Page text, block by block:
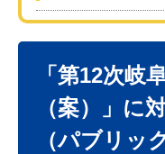
「第12次岐
（案）」に
（パブリッ